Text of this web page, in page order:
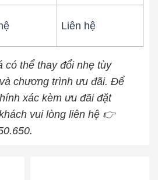
Liên hệ
có thể thay đổi nhẹ tùy
chương trình ưu đãi. Để
xác kèm ưu đãi đặt
vui lòng liên hệ 👉